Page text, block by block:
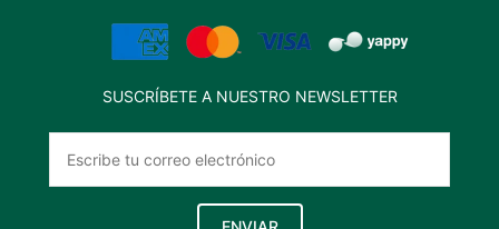
SUSCRÍBETE A NUESTRO NEWSLETTER